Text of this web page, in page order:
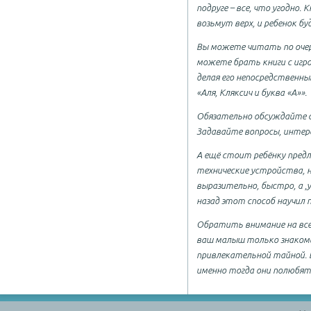
подруге – все, что
возьмут верх, и ребенок
Вы можете читать по
можете брать книги с
делая его
«Аля, Кляксич и буква «А»».
Обязательно обсуждайте
Задавайте вопросы,
А ещё стоит ребёнку
технические
выразительно, быстро, а
назад этот способ
Обратить внимание на
ваш малыш только
привлекательной
именно тогда они